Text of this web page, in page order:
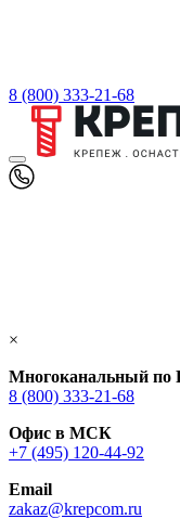
8 (800) 333-21-68
×
Многоканальный по
8 (800) 333‑21-68
Офис в МСК
+7 (495) 120-44-92
Email
zakaz@krepcom.ru